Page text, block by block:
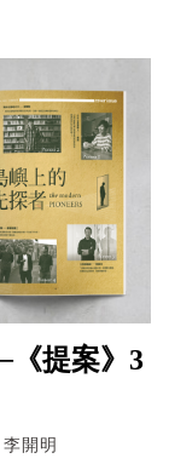
《提案》3
開明